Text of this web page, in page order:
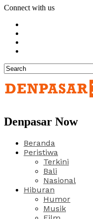
Connect with us
Denpasar Now
Beranda
Peristiwa
Terkini
Bali
Nasional
Hiburan
Humor
Musik